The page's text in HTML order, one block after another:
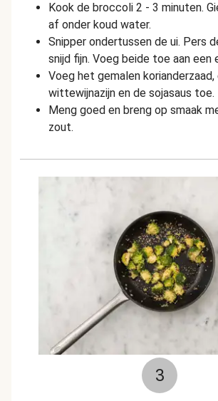
Kook de broccoli 2 - 3 minuten.
af onder koud water.
Snipper ondertussen de ui. Pers
snijd fijn. Voeg beide toe aan een
Voeg het gemalen korianderzaad,
wittewijnazijn en de sojasaus toe.
Meng goed en breng op smaak
zout.
3